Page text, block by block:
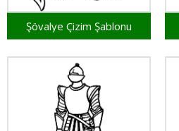
Şövalye Çizim Şablonu